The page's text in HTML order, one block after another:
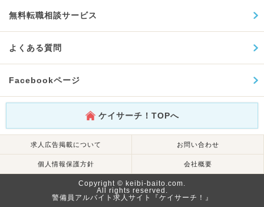
無料転職相談サービス
よくある質問
Facebookページ
ケイサーチ！TOPへ
求人広告掲載について お問い合わせ
個人情報保護方針 会社概要
Copyright © keibi-baito.com.
All rights reserved.
警備員アルバイト求人サイト『ケイサーチ！』